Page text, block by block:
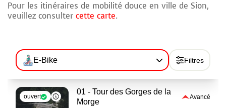
Pour les itinéraires de mobilité douce en ville de Sion,
veuillez consulter cette carte.